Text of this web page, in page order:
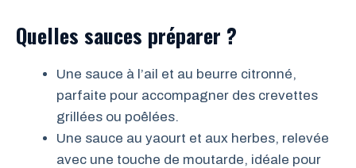
Quelles sauces préparer ?
Une sauce à l’ail et au beurre citronné,
parfaite pour accompagner des crevettes
grillées ou poêlées.
Une sauce au yaourt et aux herbes, relevée
avec une touche de moutarde, idéale pour